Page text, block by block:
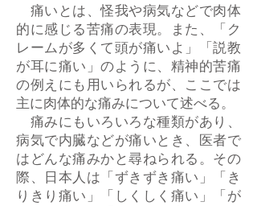
痛いとは、怪我や病気などで肉体
的に感じる苦痛の表現。また、「ク
レームが多くて頭が痛いよ」「説教
が耳に痛い」のように、精神的苦痛
の例えにも用いられるが、ここでは
主に肉体的な痛みについて述べる。
痛みにもいろいろな種類があり、
病気で内臓などが痛いとき、医者で
はどんな痛みかと尋ねられる。その
際、日本人は「ずきずき痛い」「き
りきり痛い」「しくしく痛い」「が